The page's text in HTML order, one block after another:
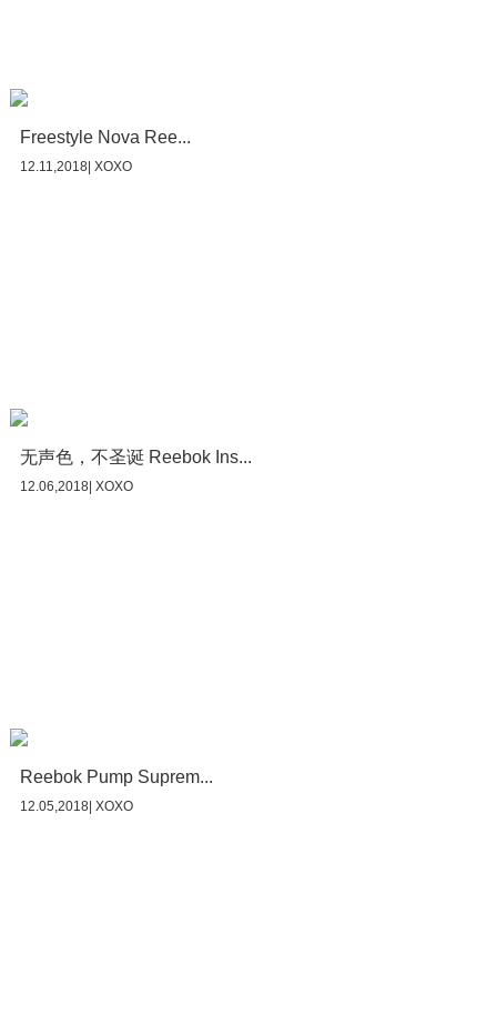
Freestyle Nova Ree...
12.11,2018| XOXO
无声色，不圣诞 Reebok Ins...
12.06,2018| XOXO
Reebok Pump Suprem...
12.05,2018| XOXO